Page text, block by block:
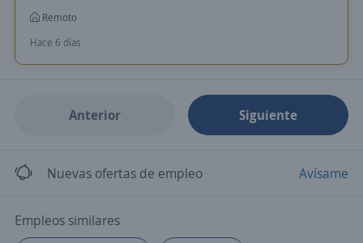
Remoto
Hace 6 días
Anterior Siguiente
Nuevas ofertas de empleo Avísame
Empleos similares